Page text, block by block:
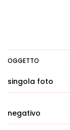
OGGETTO
singola foto
negativo